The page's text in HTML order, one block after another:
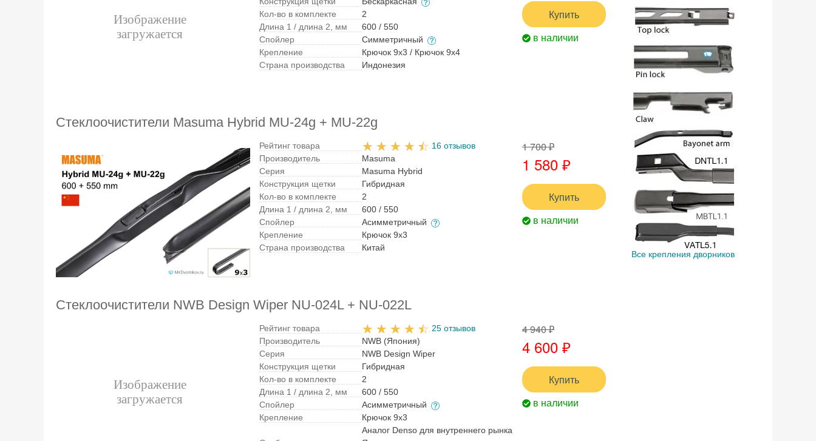
Кол-во в комплекте
2
Длина 1 / длина 2, мм
600 / 550
Спойлер
Симметричный
Крепление
Крючок 9x3 / Крючок 9x4
Страна производства
Индонезия
Купить
в наличии
Стеклоочистители Masuma Hybrid MU-24g + MU-22g
Рейтинг товара
16 отзывов
Производитель
Masuma
Серия
Masuma Hybrid
Конструкция щетки
Гибридная
Кол-во в комплекте
2
Длина 1 / длина 2, мм
600 / 550
Спойлер
Асимметричный
Крепление
Крючок 9x3
Страна производства
Китай
1 700 ₽
1 580 ₽
Купить
в наличии
Стеклоочистители NWB Design Wiper NU-024L + NU-022L
Рейтинг товара
25 отзывов
Производитель
NWB (Япония)
Серия
NWB Design Wiper
Конструкция щетки
Гибридная
Кол-во в комплекте
2
Длина 1 / длина 2, мм
600 / 550
Спойлер
Асимметричный
Крепление
Крючок 9x3
Аналог Denso для внутреннего рынка
4 940 ₽
4 600 ₽
Купить
в наличии
Все крепления дворников